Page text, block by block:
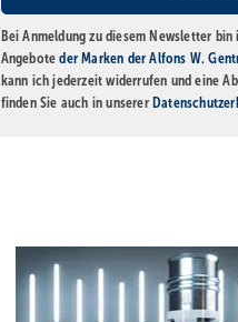
Bei Anmeldung zu diesem Newsletter
Angeboteder Marken der Alfons W.
kann ich jederzeit widerrufen und eine
finden Sie auch in unserer